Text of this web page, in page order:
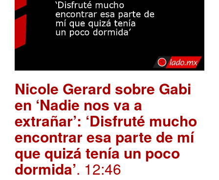
Nicole Gerard sobre Gabi
en ‘Nadie nos va a
extrañar’: ‘Disfruté mucho
encontrar esa parte de mí
que quizá tenía un poco
dormida’. 12:46